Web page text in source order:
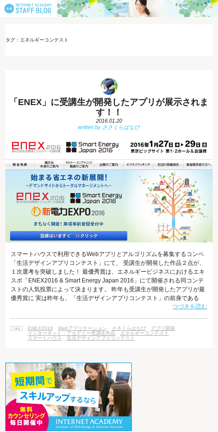
タグ：エネルギーコンテスト
「ENEX」に受講生が開発したアプリが展示されま
す！！
2016.01.20
スマートハウスで利用できるWebアプリとアルゴリズムを募集するコンペ
「生活デザインアプリコンテスト」にて、 受講生が開発した作品２点が、
１次選考を突破しました！ 最優秀賞は、エネルギービジネスにおけるエキ
スポ「ENEX2016 & Smart Energy Japan 2016」にて開催される同コンテ
ストの人気投票によって決まります。 昨年も受講生が開発したアプリが最
優秀賞に 実は昨年も、「生活デザインアプリコンテスト」の前身である
「電力データの可視化デザインコンペ」にて、インターネット・アカデミ
す。 （詳しくは、特集コンテンツをご覧ください。） ちなみに、生活デザ
インアプリコンテストに応募されたアプリケーショ
つづきを読む
ENEX2016 Webアプリケーション ささくらはなび
アプリ開発
インターネット・アカデミー受講生作品
エネルギーコンテスト
スマートハウス
生活デザインアプリコンテスト